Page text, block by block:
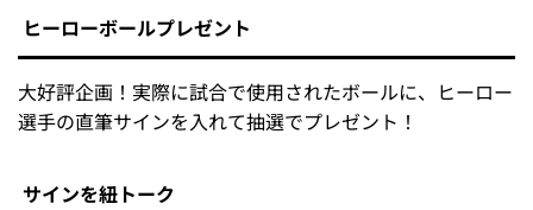
ヒーローボールプレゼント
大好評企画！実際に試合で使用されたボールに、ヒーロー
選手の直筆サインを入れて抽選でプレゼント！
サインを紐トーク